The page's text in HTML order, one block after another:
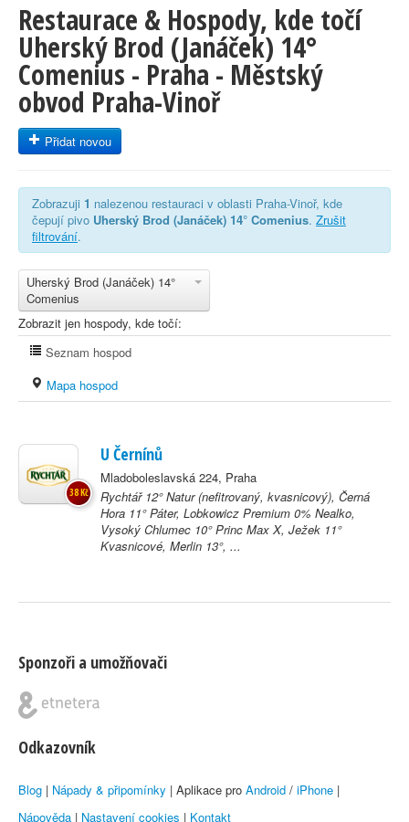
Restaurace & Hospody, kde točí
Uherský Brod (Janáček) 14°
Comenius - Praha - Městský
obvod Praha-Vinoř
Přidat novou
Zobrazuji 1 nalezenou restauraci v oblasti Praha-Vinoř, kde
čepují pivo Uherský Brod (Janáček) 14° Comenius. Zrušit
filtrování.
Uherský Brod (Janáček) 14°
Comenius
Zobrazit jen hospody, kde točí:
Seznam hospod
Mapa hospod
U Černínů
Mladoboleslavská 224, Praha
Rychtář 12° Natur (nefitrovaný, kvasnicový), Černá
Hora 11° Páter, Lobkowicz Premium 0% Nealko,
Vysoký Chlumec 10° Princ Max X, Ježek 11°
Kvasnicové, Merlin 13°, ...
38 Kč
Sponzoři a umožňovači
Odkazovník
Blog | Nápady & připomínky | Aplikace pro Android / iPhone |
Nápověda | Nastavení cookies | Kontakt